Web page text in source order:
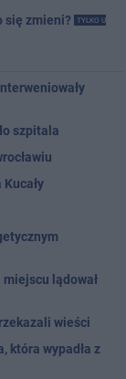
się zmieni?
TYLKO U
szpitala
miejscu lądował
wieści
która wypadła z